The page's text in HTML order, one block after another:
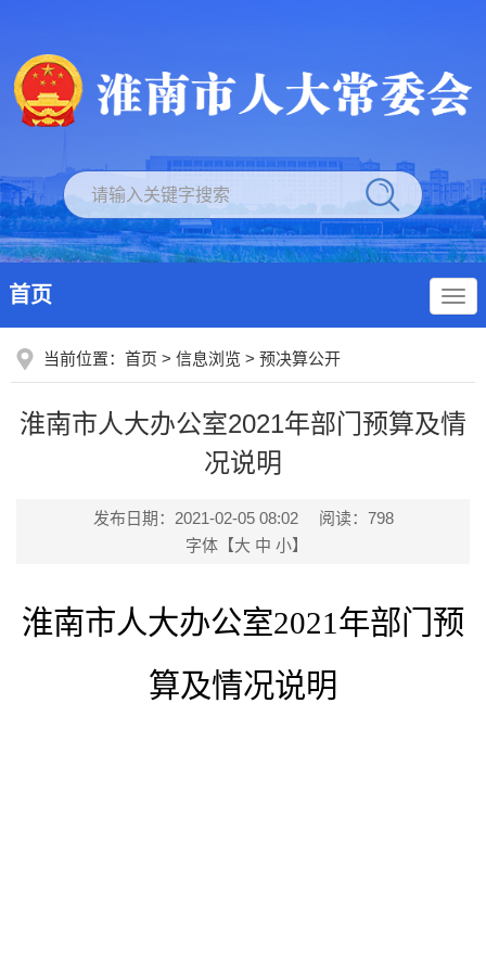
首页
当前位置： 首页 > 信息浏览 > 预决算公开
淮南市人大办公室2021年部门预算及情
况说明
发布日期：2021-02-05 08:02 阅读： 798
字体【大 中 小】
淮南市人大办公室2021年部门预
算及情况说明